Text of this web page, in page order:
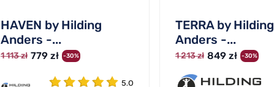
HAVEN by Hilding
Anders -...
1 113 zł 779 zł -30%
5.0
TERRA by Hilding
Anders -...
1 213 zł 849 zł -30%